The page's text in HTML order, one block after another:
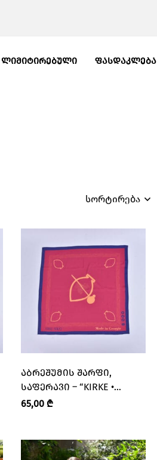
ᲚᲘᲛᲘᲢᲘᲠᲔᲑᲣᲚᲘ ᲤᲐᲡᲓᲐᲙᲚᲔᲑᲐ
სორტირება
ᲐᲑᲠᲔᲨᲣᲛᲘᲡ ᲨᲐᲠᲤᲘ,
ᲡᲐᲤᲔᲠᲐᲕᲘ – “KIRKE •
ᲙᲘᲠᲙᲔ”
65,00 ₾